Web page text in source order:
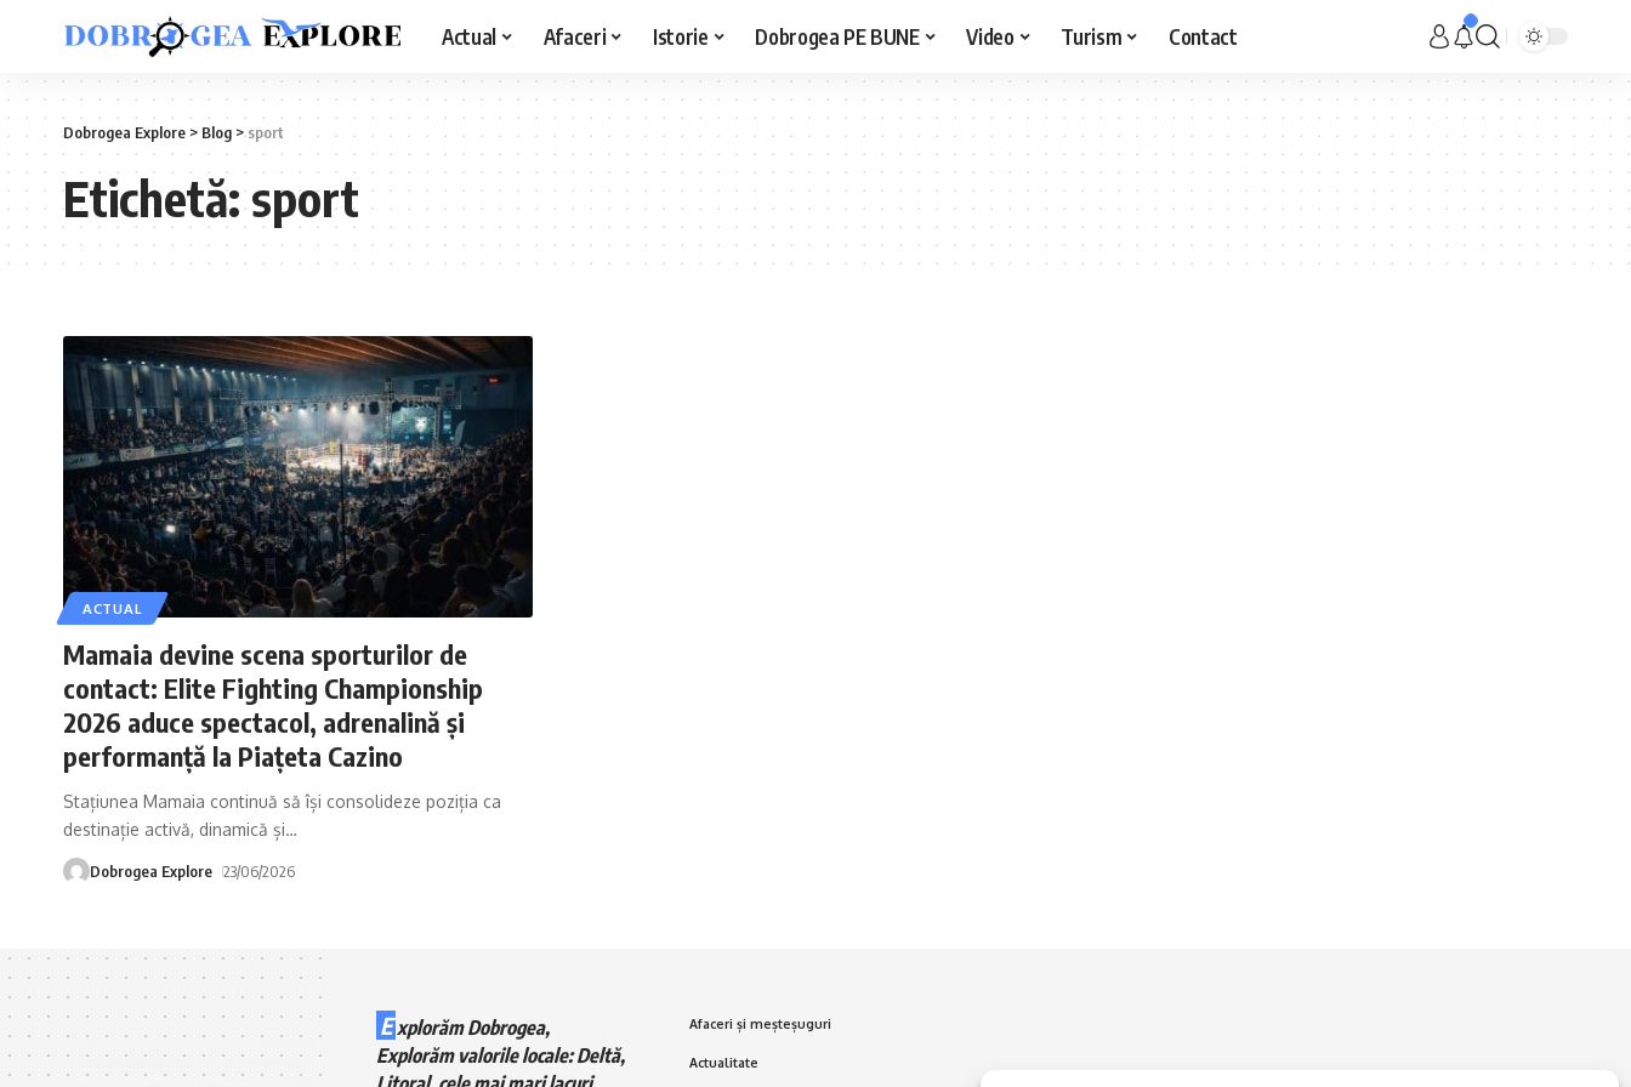
Actual Afaceri Istorie Dobrogea PE BUNE Video Turism Contact
Dobrogea Explore> Blog >sport
Etichetă:sport
ACTUAL
Mamaia devine scena sporturilor de
contact: Elite Fighting Championship
2026 aduce spectacol, adrenalină și
performanță la Piațeta Cazino
Stațiunea Mamaia continuă să își consolideze poziția ca
destinație activă, dinamică și…
Dobrogea Explore 23/06/2026
E xplorăm Dobrogea,
Explorăm valorile locale: Deltă,
Afaceri și meșteșuguri
Actualitate